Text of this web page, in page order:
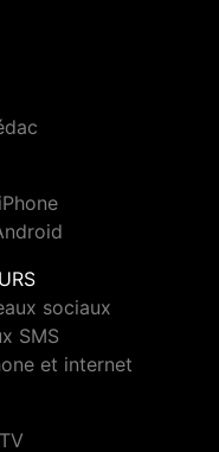
sociaux
SMS
et internet